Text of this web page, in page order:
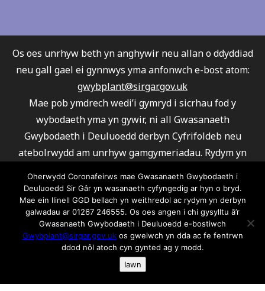
Os oes unrhyw beth yn anghywir neu allan o ddyddiad
neu gall gael ei gynnwys yma anfonwch e-bost atom:
gwybplant@sirgar.gov.uk
Mae pob ymdrech wedi’i gymryd i sicrhau fod y
wybodaeth yma yn gywir, ni all Gwasanaeth
Gwybodaeth i Deuluoedd derbyn Cyfrifoldeb neu
atebolrwydd am unrhyw gamgymeriadau. Rydym yn
mwyn sicrhau fod eu gwasanaeth yn ateb eich
gofynion.
Ni all Gwasanaeth Gwybodaeth i Deuluoedd argymell
unrhyw un o’r darparwyr a rhestrwyd.
Am wybodaeth ar gwcis ac fel rydym yn ei defnyddio
cliciwch yma os gwelwch yn dda
Oherwydd Coronafeirws mae Gwasanaeth Gwybodaeth i
Deuluoedd Sir Gâr yn wasanaeth cyfyngedig ar hyn o bryd.
Mae ein llinell GGD bellach yn weithredol ac rydym yn derbyn
galwadau ar 01267 246555. Os oes angen i chi gysylltu â’r
Gwasanaeth Gwybodaeth i Deuluoedd e-bostiwch
Gwybplant@sirgar.gov.ukos gwelwch yn dda ac fe fentrwn
ddod nôl atoch cyn gynted ag y modd.
Iawn